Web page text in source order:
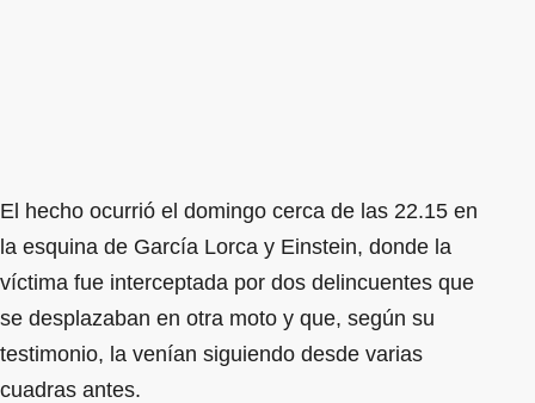
El hecho ocurrió el domingo cerca de las 22.15 en
la esquina de García Lorca y Einstein, donde la
víctima fue interceptada por dos delincuentes que
se desplazaban en otra moto y que, según su
testimonio, la venían siguiendo desde varias
cuadras antes.